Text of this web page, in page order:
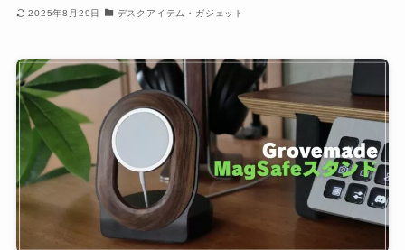
2025年8月29日 デスクアイテム・ガジェット